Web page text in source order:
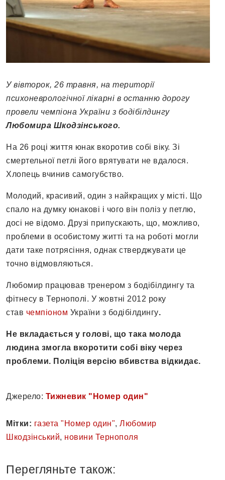
У вівторок, 26 травня, на території
психоневрологічної лікарні в останню дорогу
провели чемпіона України з бодібілдингу
Любомира Шкодзінського.
На 26 році життя юнак вкоротив собі віку. Зі
смертельної петлі його врятувати не вдалося.
Хлопець вчинив самогубство.
Молодий, красивий, один з найкращих у місті. Що
спало на думку юнакові і чого він поліз у петлю,
досі не відомо. Друзі припускають, що, можливо,
проблеми в особистому житті та на роботі могли
дати таке потрясіння, однак стверджувати це
точно відмовляються.
Любомир працював тренером з бодібілдингу та
фітнесу в Тернополі. У жовтні 2012 року
став чемпіоном України з бодібілдингу.
Не вкладається у голові, що така молода
людина змогла вкоротити собі віку через
проблеми. Поліція версію вбивства відкидає.
Джерело: Тижневик "Номер один"
Мітки: газета "Номер один", Любомир
Шкодзінський, новини Тернополя
Перегляньте також: